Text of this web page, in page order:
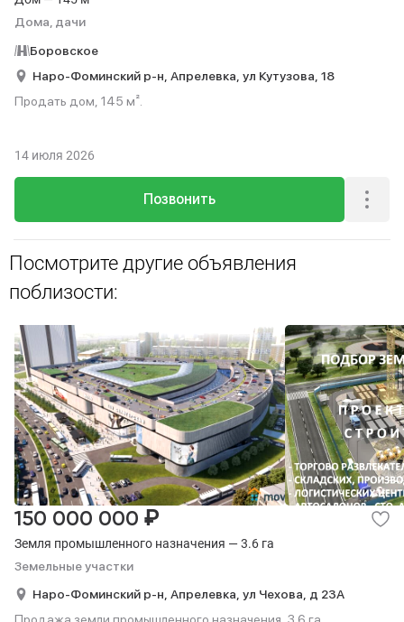
Дома, дачи
Боровское
Наро-Фоминский р-н, Апрелевка, ул Кутузова, 18
Продать дом, 145 м².
Позвонить
14 июля 2026
Посмотрите другие объявления
поблизости:
Земля промышленного назначения — 3.6 га
Земельные участки
150 000 000 ₽
Наро-Фоминский р-н, Апрелевка, ул Чехова, д 23А